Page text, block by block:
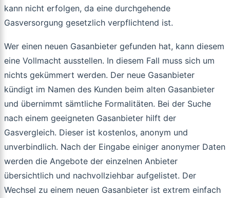
kann nicht erfolgen, da eine durchgehende
Gasversorgung gesetzlich verpflichtend ist.
Wer einen neuen Gasanbieter gefunden hat, kann diesem
eine Vollmacht ausstellen. In diesem Fall muss sich um
nichts gekümmert werden. Der neue Gasanbieter
kündigt im Namen des Kunden beim alten Gasanbieter
und übernimmt sämtliche Formalitäten. Bei der Suche
nach einem geeigneten Gasanbieter hilft der
Gasvergleich. Dieser ist kostenlos, anonym und
unverbindlich. Nach der Eingabe einiger anonymer Daten
werden die Angebote der einzelnen Anbieter
übersichtlich und nachvollziehbar aufgelistet. Der
Wechsel zu einem neuen Gasanbieter ist extrem einfach